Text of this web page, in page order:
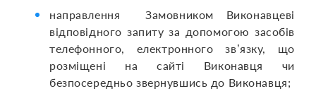
направлення Замовником Виконавцеві
відповідного запиту за допомогою засобів
телефонного, електронного зв’язку, що
розміщені на сайті Виконавця чи
безпосередньо звернувшись до Виконавця;